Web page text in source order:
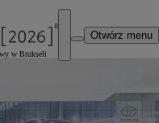
Otwórz menu
w Brukseli